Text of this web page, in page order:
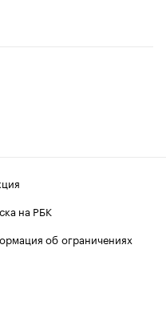
на РБК
об ограничениях